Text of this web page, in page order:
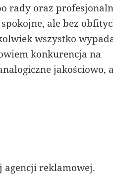
rady oraz
ale bez
wszystko
konkurencja na
jakościowo, a
agencji reklamowej.